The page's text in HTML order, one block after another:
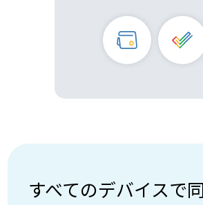
すべてのデバイスで